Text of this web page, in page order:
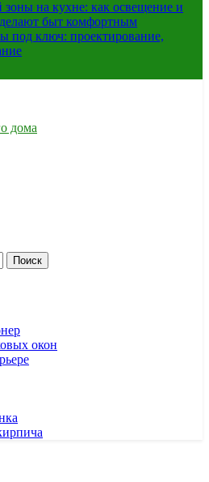
зоны на кухне: как освещение и
быт комфортным
под ключ: проектирование,
дома
окон